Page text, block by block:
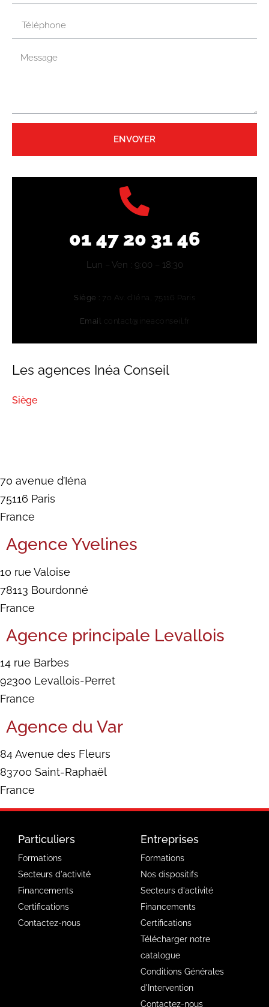
ENVOYER
01 47 20 31 46
Lun – Ven : 9:00 – 18:30
Siège : 70 Av. d’Iéna, 75116 Paris
Email contact@ineaconseil.fr
Les agences Inéa Conseil
Siège
70 avenue d’Iéna
75116 Paris
France
Agence Yvelines
10 rue Valoise
78113 Bourdonné
France
Agence principale Levallois
14 rue Barbes
92300 Levallois-Perret
France
Agence du Var
84 Avenue des Fleurs
83700 Saint-Raphaël
France
Particuliers
Formations
Secteurs d'activité
Financements
Certifications
Contactez-nous
Entreprises
Formations
Nos dispositifs
Secteurs d'activité
Financements
Certifications
Télécharger notre
catalogue
Conditions Générales
d'Intervention
Contactez-nous